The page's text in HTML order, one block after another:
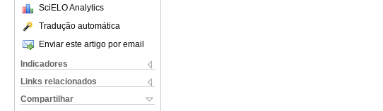
SciELO Analytics
Tradução automática
Enviar este artigo por email
Indicadores
Links relacionados
Compartilhar